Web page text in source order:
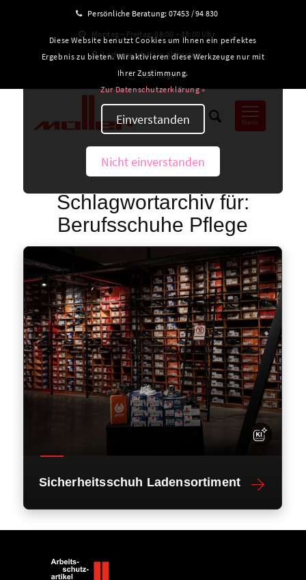
Persönliche Beratung: 07453 / 94 830
Montag – Freitag: 08:00 – 18:00 Uhr
Ladengeschäft in Altensteig
B2B-Login
Menü
Schlagwortarchiv für:
Berufsschuhe Pflege
Sicherheitsschuh Ladensortiment
Diese Website benutzt Cookies um Ihnen ein perfektes
Ergebnis zu bieten. Wir aktivieren diese Werkzeuge nur mit
Ihrer Zustimmung.
Zur Datenschutzerklärung »
Einverstanden
Nicht einverstanden